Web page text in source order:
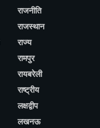
राजनीति
राजस्थान
राज्य
रामपुर
रायबरेली
राष्ट्रीय
लक्षद्वीप
लखनऊ